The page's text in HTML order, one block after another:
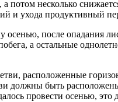
а потом несколько
и ухода продуктивный
после опадания
а остальные
расположенные
должны быть
провести осенью,